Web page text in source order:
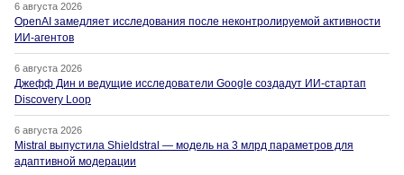
6 августа 2026
OpenAI замедляет исследования после неконтролируемой активности
ИИ-агентов
6 августа 2026
Джефф Дин и ведущие исследователи Google создадут ИИ-стартап
Discovery Loop
6 августа 2026
Mistral выпустила Shieldstral — модель на 3 млрд параметров для
адаптивной модерации